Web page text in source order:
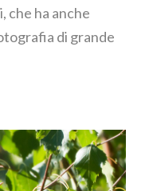
che ha anche
di grande